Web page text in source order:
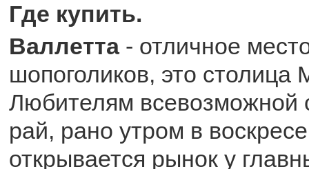
Где купить.
Валлетта- отличное
шопоголиков, это столица
Любителям всевозможной
рай, рано утром в
открывается рынок у